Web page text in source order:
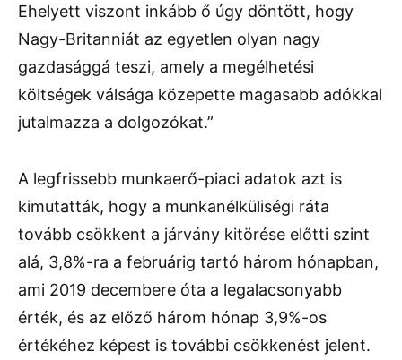
Ehelyett viszont inkább ő úgy döntött, hogy
Nagy-Britanniát az egyetlen olyan nagy
gazdasággá teszi, amely a megélhetési
költségek válsága közepette magasabb adókkal
jutalmazza a dolgozókat.”
A legfrissebb munkaerő-piaci adatok azt is
kimutatták, hogy a munkanélküliségi ráta
tovább csökkent a járvány kitörése előtti szint
alá, 3,8%-ra a februárig tartó három hónapban,
ami 2019 decembere óta a legalacsonyabb
érték, és az előző három hónap 3,9%-os
értékéhez képest is további csökkenést jelent.